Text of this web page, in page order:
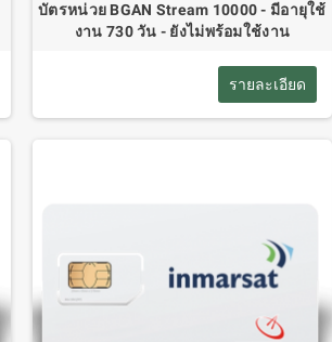
บัตรหน่วย BGAN Stream 10000 - มีอายุใช้
งาน 730 วัน - ยังไม่พร้อมใช้งาน
รายละเอียด